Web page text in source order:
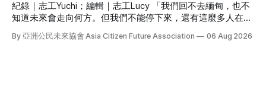
組織為何如此重要；除了個人經驗外，Noor 更剖析種族滅絕
與仇恨言論的核心，闡述她與團隊如何抵抗種族主義與父權。
逃離種族滅絕：從緬甸、馬來西亞到澳洲 Noor Azizah來自緬
紀錄｜志工Yuchi；編輯｜志工Lucy 「我們回不去緬甸，也不
知道未來會走向何方。但我們不能停下來，還有這麼多人在犧
牲、受苦，我們必須繼續反抗。」 自 2021 年緬甸軍事政變
後，在台灣的緬甸社群就積極為家鄉的民主發聲、集結社區的
By 亞洲公民未來協會 Asia Citizen Future Association 06 Aug 2026